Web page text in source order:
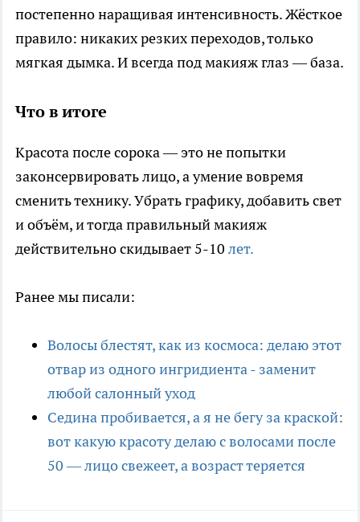
постепенно наращивая интенсивность. Жёсткое
правило: никаких резких переходов, только
мягкая дымка. И всегда под макияж глаз — база.
Что в итоге
Красота после сорока — это не попытки
законсервировать лицо, а умение вовремя
сменить технику. Убрать графику, добавить свет
и объём, и тогда правильный макияж
действительно скидывает 5-10 лет.
Ранее мы писали:
Волосы блестят, как из космоса: делаю этот
отвар из одного ингридиента - заменит
любой салонный уход
Седина пробивается, а я не бегу за краской:
вот какую красоту делаю с волосами после
50 — лицо свежеет, а возраст теряется